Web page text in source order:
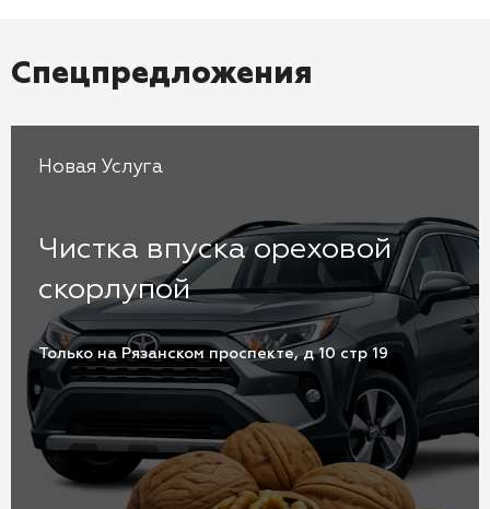
Спецпредложения
Новая Услуга
Чистка впуска ореховой
скорлупой
Только на Рязанском проспекте, д 10 стр 19